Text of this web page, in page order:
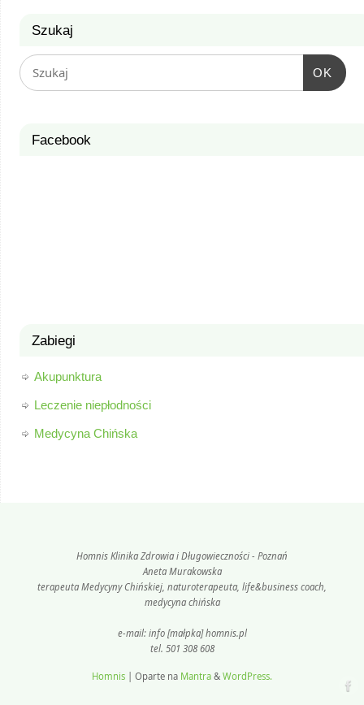
Szukaj
OK
Facebook
Zabiegi
Akupunktura
Leczenie niepłodności
Medycyna Chińska
Homnis Klinika Zdrowia i Długowieczności - Poznań
Aneta Murakowska
terapeuta Medycyny Chińskiej, naturoterapeuta, life&business coach,
medycyna chińska
e-mail: info [małpka] homnis.pl
tel. 501 308 608
Homnis | Oparte na Mantra & WordPress.